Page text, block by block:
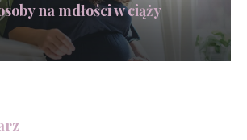
na mdłości w ciąży